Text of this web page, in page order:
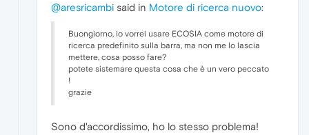
@aresricambi said in Motore di ricerca nuovo:
Buongiorno, io vorrei usare ECOSIA come motore di
ricerca predefinito sulla barra, ma non me lo lascia
mettere, cosa posso fare?
potete sistemare questa cosa che è un vero peccato
!
grazie
Sono d'accordissimo, ho lo stesso problema!